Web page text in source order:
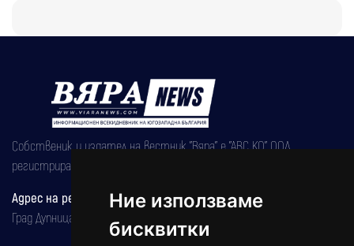
Ние използваме
бисквитки
Собственик и издател на вестник "Вяра" е "АВС КО" ООД,
регистрирана на 08.05.2002 година.
Адрес на редакцията
Град Дупница, ул.''Христо Ботев" 43